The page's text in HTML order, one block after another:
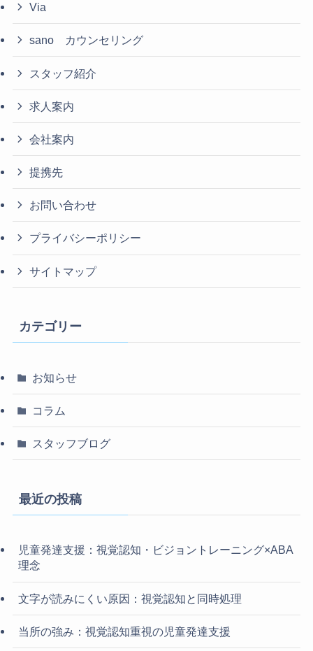
Via
sano カウンセリング
スタッフ紹介
求人案内
会社案内
提携先
お問い合わせ
プライバシーポリシー
サイトマップ
カテゴリー
お知らせ
コラム
スタッフブログ
最近の投稿
児童発達支援：視覚認知・ビジョントレーニング×ABA
理念
文字が読みにくい原因：視覚認知と同時処理
当所の強み：視覚認知重視の児童発達支援